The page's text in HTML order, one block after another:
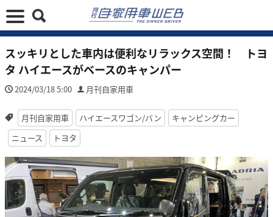
スッキリとした車内は便利なリラックス空間！ トヨ
タ ハイエースがベースのキャンパー
2024/03/18 5:00 月刊自家用車
月刊自家用車 ハイエースワゴン/バン
キャンピングカー
ニュース
トヨタ